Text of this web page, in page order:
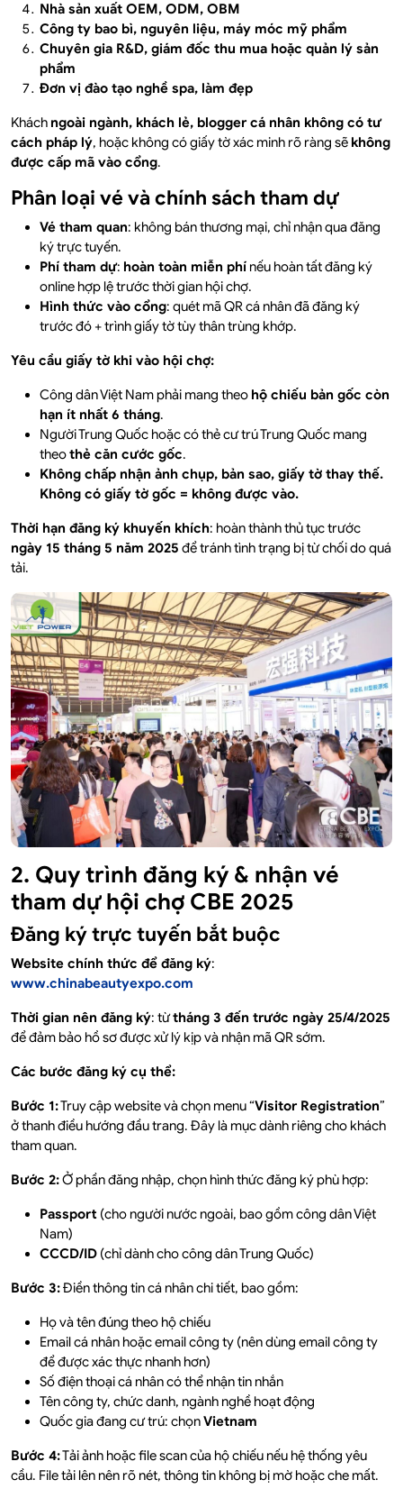
Nhà sản xuất OEM, ODM, OBM
Công ty bao bì, nguyên liệu, máy móc mỹ phẩm
Chuyên gia R&D, giám đốc thu mua hoặc quản lý sản
phẩm
Đơn vị đào tạo nghề spa, làm đẹp
Khách ngoài ngành, khách lẻ, blogger cá nhân không có tư
cách pháp lý, hoặc không có giấy tờ xác minh rõ ràng sẽ không
được cấp mã vào cổng.
Phân loại vé và chính sách tham dự
Vé tham quan: không bán thương mại, chỉ nhận qua đăng
ký trực tuyến.
Phí tham dự: hoàn toàn miễn phí nếu hoàn tất đăng ký
online hợp lệ trước thời gian hội chợ.
Hình thức vào cổng: quét mã QR cá nhân đã đăng ký
trước đó + trình giấy tờ tùy thân trùng khớp.
Yêu cầu giấy tờ khi vào hội chợ:
Công dân Việt Nam phải mang theo hộ chiếu bản gốc còn
hạn ít nhất 6 tháng.
Người Trung Quốc hoặc có thẻ cư trú Trung Quốc mang
theothẻ căn cước gốc.
Không chấp nhận ảnh chụp, bản sao, giấy tờ thay thế.
Không có giấy tờ gốc = không được vào.
Thời hạn đăng ký khuyến khích: hoàn thành thủ tục trước
ngày 15 tháng 5 năm 2025 để tránh tình trạng bị từ chối do quá
tải.
2. Quy trình đăng ký & nhận vé
tham dự hội chợ CBE 2025
Đăng ký trực tuyến bắt buộc
Website chính thức để đăng ký:
www.chinabeautyexpo.com
Thời gian nên đăng ký: từtháng 3 đến trước ngày 25/4/2025
để đảm bảo hồ sơ được xử lý kịp và nhận mã QR sớm.
Các bước đăng ký cụ thể:
Bước 1:Truy cập website và chọn menu “Visitor Registration”
ở thanh điều hướng đầu trang. Đây là mục dành riêng cho khách
tham quan.
Bước 2:Ở phần đăng nhập, chọn hình thức đăng ký phù hợp:
Passport (cho người nước ngoài, bao gồm công dân Việt
Nam)
CCCD/ID (chỉ dành cho công dân Trung Quốc)
Bước 3:Điền thông tin cá nhân chi tiết, bao gồm:
Họ và tên đúng theo hộ chiếu
Email cá nhân hoặc email công ty (nên dùng email công ty
để được xác thực nhanh hơn)
Số điện thoại cá nhân có thể nhận tin nhắn
Tên công ty, chức danh, ngành nghề hoạt động
Quốc gia đang cư trú: chọnVietnam
Bước 4:Tải ảnh hoặc file scan của hộ chiếu nếu hệ thống yêu
cầu. File tải lên nên rõ nét, thông tin không bị mờ hoặc che mất.